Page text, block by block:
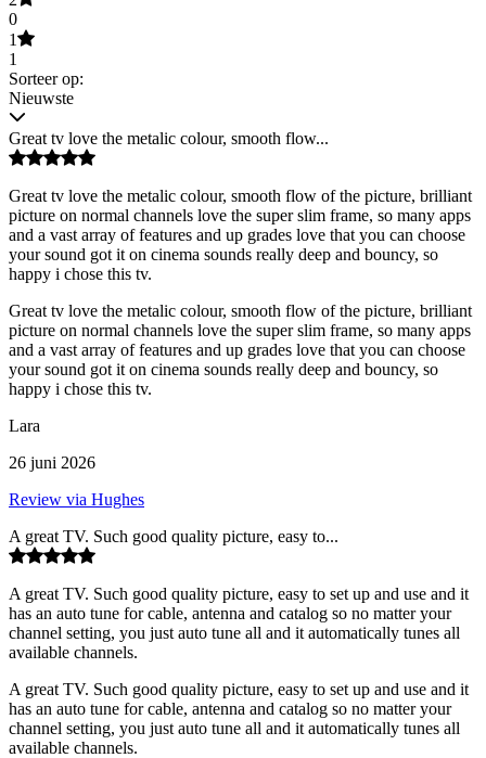
0
1
1
Sorteer op:
Nieuwste
Great tv love the metalic colour, smooth flow...
Great tv love the metalic colour, smooth flow of the picture, brilliant
picture on normal channels love the super slim frame, so many apps
and a vast array of features and up grades love that you can choose
your sound got it on cinema sounds really deep and bouncy, so
happy i chose this tv.
Great tv love the metalic colour, smooth flow of the picture, brilliant
picture on normal channels love the super slim frame, so many apps
and a vast array of features and up grades love that you can choose
your sound got it on cinema sounds really deep and bouncy, so
happy i chose this tv.
Lara
26 juni 2026
Review via Hughes
A great TV. Such good quality picture, easy to...
A great TV. Such good quality picture, easy to set up and use and it
has an auto tune for cable, antenna and catalog so no matter your
channel setting, you just auto tune all and it automatically tunes all
available channels.
A great TV. Such good quality picture, easy to set up and use and it
has an auto tune for cable, antenna and catalog so no matter your
channel setting, you just auto tune all and it automatically tunes all
available channels.